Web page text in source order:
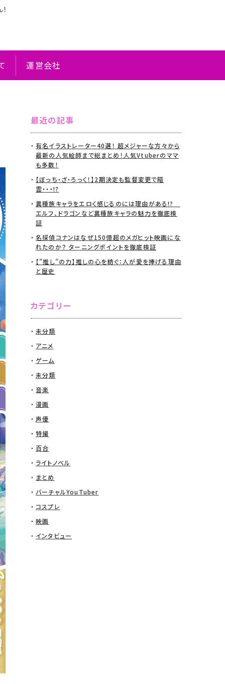
運営会社
最近の記事
有名イラストレーター40選！ 超メジャーな方々から
最新の人気絵師まで総まとめ！人気Vtuberのママ
も多数！
【ぼっち・ざ・ろっく！】2期決定も監督変更で暗
雲・・・!?
異種族キャラをエロく感じるのには理由がある!?
エルフ、ドラゴンなど異種族キャラの魅力を徹底検
証
名探偵コナンはなぜ150億超のメガヒット映画にな
れたのか？ ターニングポイントを徹底検証
【”推し”の力】推しの心を紡ぐ：人が愛を捧げる理由
と歴史
カテゴリー
未分類
アニメ
ゲーム
未分類
音楽
漫画
声優
特撮
百合
ライトノベル
まとめ
バーチャルYouTuber
コスプレ
映画
インタビュー